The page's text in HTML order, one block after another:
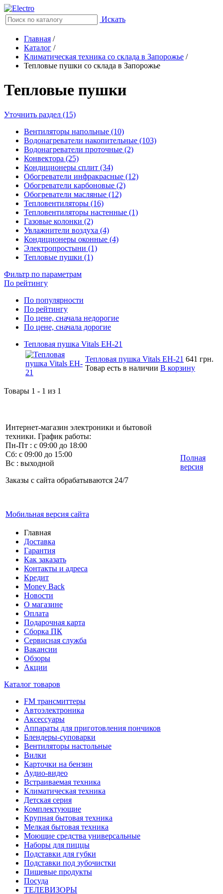
Искать
Главная /
Каталог /
Климатическая техника со склада в Запорожье /
Тепловые пушки со склада в Запорожье
Тепловые пушки
Уточнить раздел (15)
Вентиляторы напольные (10)
Водонагреватели накопительные (103)
Водонагреватели проточные (2)
Конвектора (25)
Кондиционеры сплит (34)
Обогреватели инфракрасные (12)
Обогреватели карбоновые (2)
Обогреватели масляные (12)
Тепловентиляторы (16)
Тепловентиляторы настенные (1)
Газовые колонки (2)
Увлажнители воздуха (4)
Кондиционеры оконные (4)
Электропростыни (1)
Тепловые пушки (1)
Фильтр по параметрам
По рейтингу
По популярности
По рейтингу
По цене, сначала недорогие
По цене, сначала дорогие
Тепловая пушка Vitals EH-21
Тепловая пушка Vitals EH-21 641 грн.
Товар есть в наличии В корзину
Товары 1 - 1 из 1
Интернет-магазин электроники и бытовой
техники. График работы:
Пн-Пт : с 09:00 до 18:00
Сб: с 09:00 до 15:00
Вс : выходной
Заказы с сайта обрабатываются 24/7
Мобильная версия сайта
Полная
версия
Главная
Доставка
Гарантия
Как заказать
Контакты и адреса
Кредит
Money Back
Новости
О магазине
Оплата
Подарочная карта
Сборка ПК
Сервисная служба
Вакансии
Обзоры
Акции
Каталог товаров
FM трансмиттеры
Автоэлектроника
Аксессуары
Аппараты для приготовления пончиков
Блендеры-суповарки
Вентиляторы настольные
Вилки
Карточки на бензин
Аудио-видео
Встраиваемая техника
Климатическая техника
Детская серия
Комплектующие
Крупная бытовая техника
Мелкая бытовая техника
Моющие средства универсальные
Наборы для пиццы
Подставки для губки
Подставки под зубочистки
Пищевые продукты
Посуда
ТЕЛЕВИЗОРЫ